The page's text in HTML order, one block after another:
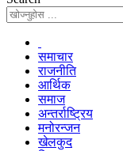
समाचार
राजनीति
आर्थिक
समाज
अन्तर्राष्ट्रिय
मनोरन्जन
खेलकुद